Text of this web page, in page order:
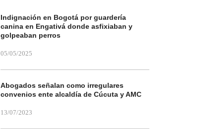
Indignación en Bogotá por guardería
canina en Engativá donde asfixiaban y
golpeaban perros
05/05/2025
Abogados señalan como irregulares
convenios ente alcaldía de Cúcuta y AMC
13/07/2023